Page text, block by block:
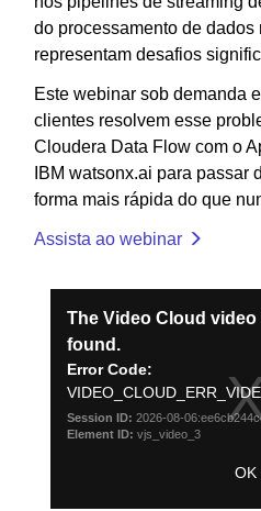
do processamento de dados
representam desafios
Este webinar sob demanda
clientes resolvem esse
Cloudera Data Flow com o
IBM watsonx.ai para passar
forma mais rápida do que
Assista ao webinar
This
modal
window.
The Video Cloud video
found.
Error Code:
Session ID: 2026-08-
Element ID: vjs_video_3
OK